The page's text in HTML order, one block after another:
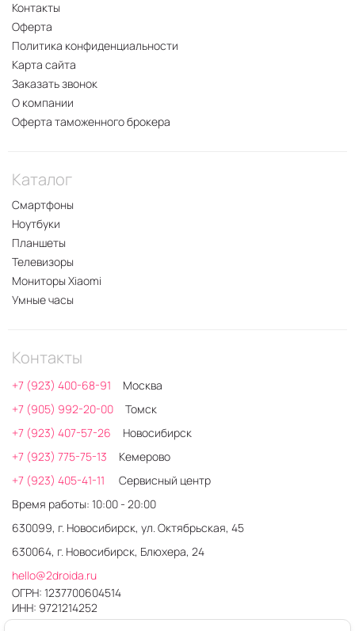
продолжительное время держать зарядку;
Стабильностью работы;
Наличием функции адаптации
энергопотребления;
Высокой яркостью дисплея, в некоторых зонах
доходящей до 4000 нит.
Есть вопросы о смартфоне Honor GT
Контакты
Оферта
Политика конфиденциальности
Карта сайта
Заказать звонок
О компании
Оферта таможенного брокера
Каталог
Смартфоны
Ноутбуки
Планшеты
Телевизоры
Мониторы Xiaomi
Умные часы
Контакты
+7 (923) 400-68-91
Москва
+7 (905) 992-20-00
Томск
+7 (923) 407-57-26
Новосибирск
+7 (923) 775-75-13
Кемерово
+7 (923) 405-41-11
Сервисный центр
Время работы: 10:00 - 20:00
630099, г. Новосибирск, ул. Октябрьская, 45
630064, г. Новосибирск, Блюхера, 24
hello@2droida.ru
ОГРН: 1237700604514
ИНН: 9721214252